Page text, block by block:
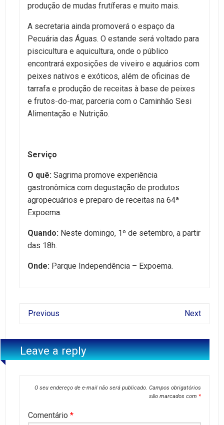
produção de mudas frutíferas e muito mais.
A secretaria ainda promoverá o espaço da
Pecuária das Águas. O estande será voltado para
piscicultura e aquicultura, onde o público
encontrará exposições de viveiro e aquários com
peixes nativos e exóticos, além de oficinas de
tarrafa e produção de receitas à base de peixes
e frutos-do-mar, parceria com o Caminhão Sesi
Alimentação e Nutrição.
Serviço
O quê: Sagrima promove experiência
gastronômica com degustação de produtos
agropecuários e preparo de receitas na 64ª
Expoema.
Quando: Neste domingo, 1º de setembro, a partir
das 18h.
Onde: Parque Independência – Expoema.
Previous Next
Leave a reply
O seu endereço de e-mail não será publicado. Campos obrigatórios
são marcados com *
Comentário *